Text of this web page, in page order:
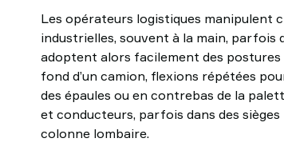
Les opérateurs logistiques manipulent
industrielles, souvent à la main, parfois
adoptent alors facilement des
fond d’un camion, flexions répétées
des épaules ou en contrebas de la
et conducteurs, parfois dans des
colonne lombaire.